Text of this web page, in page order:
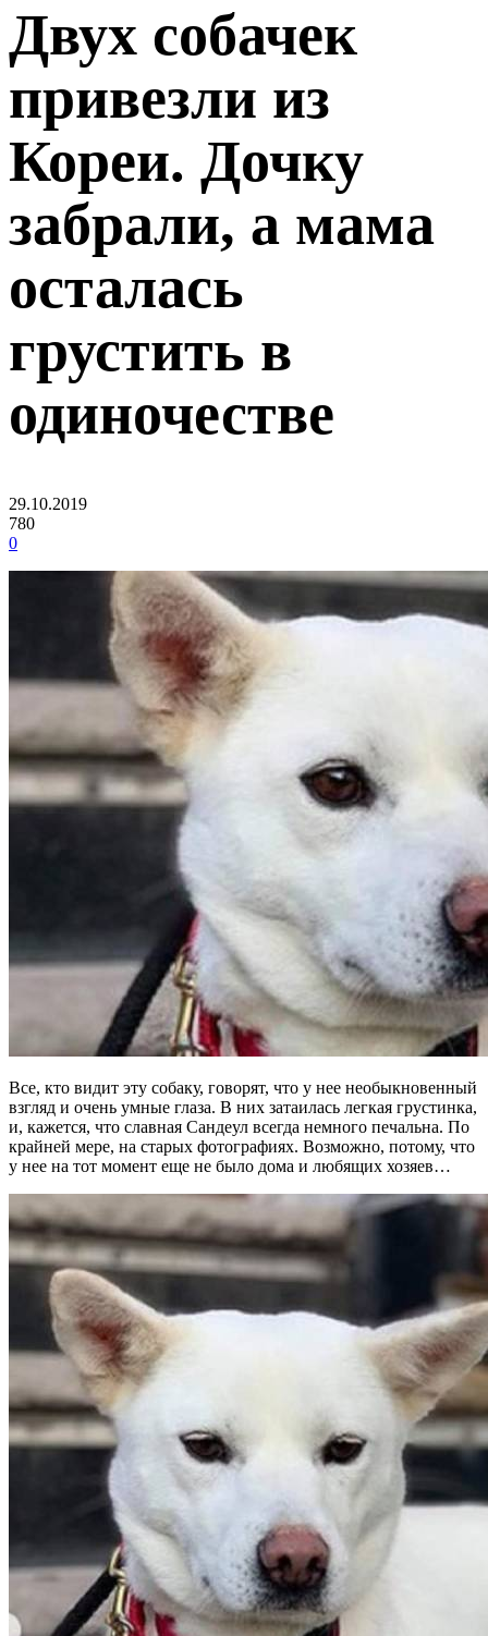
Двух собачек
привезли из
Кореи. Дочку
забрали, а мама
осталась
грустить в
одиночестве
29.10.2019
780
0
Все, кто видит эту собаку, говорят, что у нее необыкновенный
взгляд и очень умные глаза. В них затаилась легкая грустинка,
и, кажется, что славная Сандеул всегда немного печальна. По
крайней мере, на старых фотографиях. Возможно, потому, что
у нее на тот момент еще не было дома и любящих хозяев…